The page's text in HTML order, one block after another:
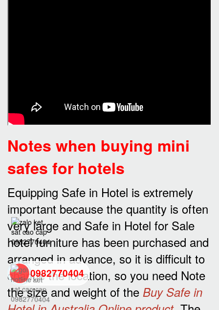
Notes when buying mini
safes for hotels
Equipping Safe in Hotel is extremely
important because the quantity is often
very large and Safe in Hotel for Sale
hotel furniture has been purchased and
arranged in advance, so it is difficult to
change the location, so you need Note
the size and weight of the Buy Safe in
0982770404